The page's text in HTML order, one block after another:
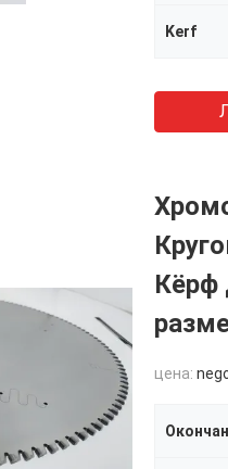
Kerf
Кёрф
цена: